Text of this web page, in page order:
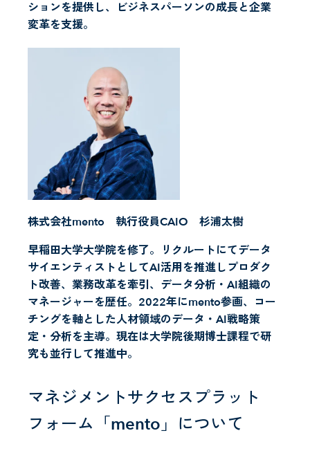
ションを提供し、ビジネスパーソンの成長と企業
変革を支援。
株式会社mento 執行役員CAIO 杉浦太樹
早稲田大学大学院を修了。リクルートにてデータ
サイエンティストとしてAI活用を推進しプロダク
ト改善、業務改革を牽引、データ分析・AI組織の
マネージャーを歴任。2022年にmento参画、コー
チングを軸とした人材領域のデータ・AI戦略策
定・分析を主導。現在は大学院後期博士課程で研
究も並行して推進中。
マネジメントサクセスプラット
フォーム「mento」について